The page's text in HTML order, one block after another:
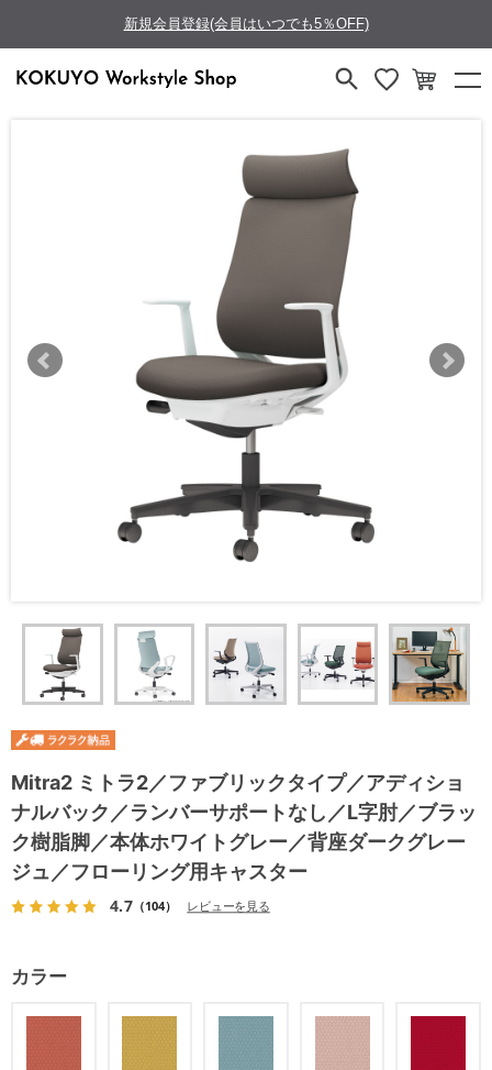
新規会員登録(会員はいつでも5％OFF)
Mitra2 ミトラ2／ファブリックタイプ／アディショ
ナルバック／ランバーサポートなし／L字肘／ブラッ
ク樹脂脚／本体ホワイトグレー／背座ダークグレー
ジュ／フローリング用キャスター
4.7（104） レビューを見る
カラー